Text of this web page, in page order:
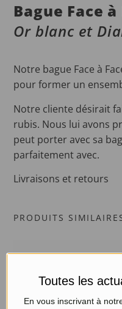
Bague Face à
Or blanc et
Notre bague Face à
pour former un
Notre cliente désirait
rubis. Nous lui avons
peut porter avec sa
parfaitement avec.
Livraisons et retours
PRODUITS
Toutes les
En vous inscrivant à